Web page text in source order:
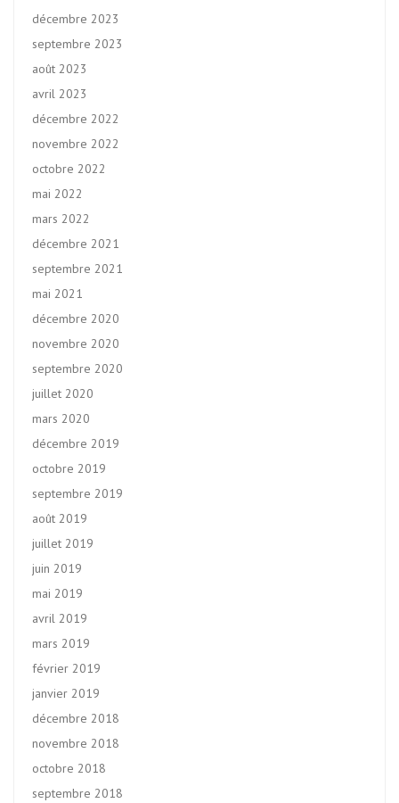
décembre 2023
septembre 2023
août 2023
avril 2023
décembre 2022
novembre 2022
octobre 2022
mai 2022
mars 2022
décembre 2021
septembre 2021
mai 2021
décembre 2020
novembre 2020
septembre 2020
juillet 2020
mars 2020
décembre 2019
octobre 2019
septembre 2019
août 2019
juillet 2019
juin 2019
mai 2019
avril 2019
mars 2019
février 2019
janvier 2019
décembre 2018
novembre 2018
octobre 2018
septembre 2018